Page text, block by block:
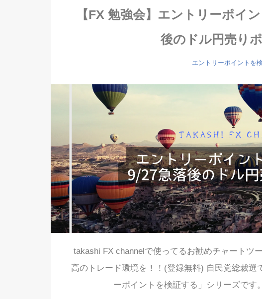
【FX 勉強会】エントリーポイ
後のドル円売り
エントリーポイントを
takashi FX channelで使ってるお勧めチャートツ
高のトレード環境を！！(登録無料) 自民党総裁選
ーポイントを検証する」シリーズで